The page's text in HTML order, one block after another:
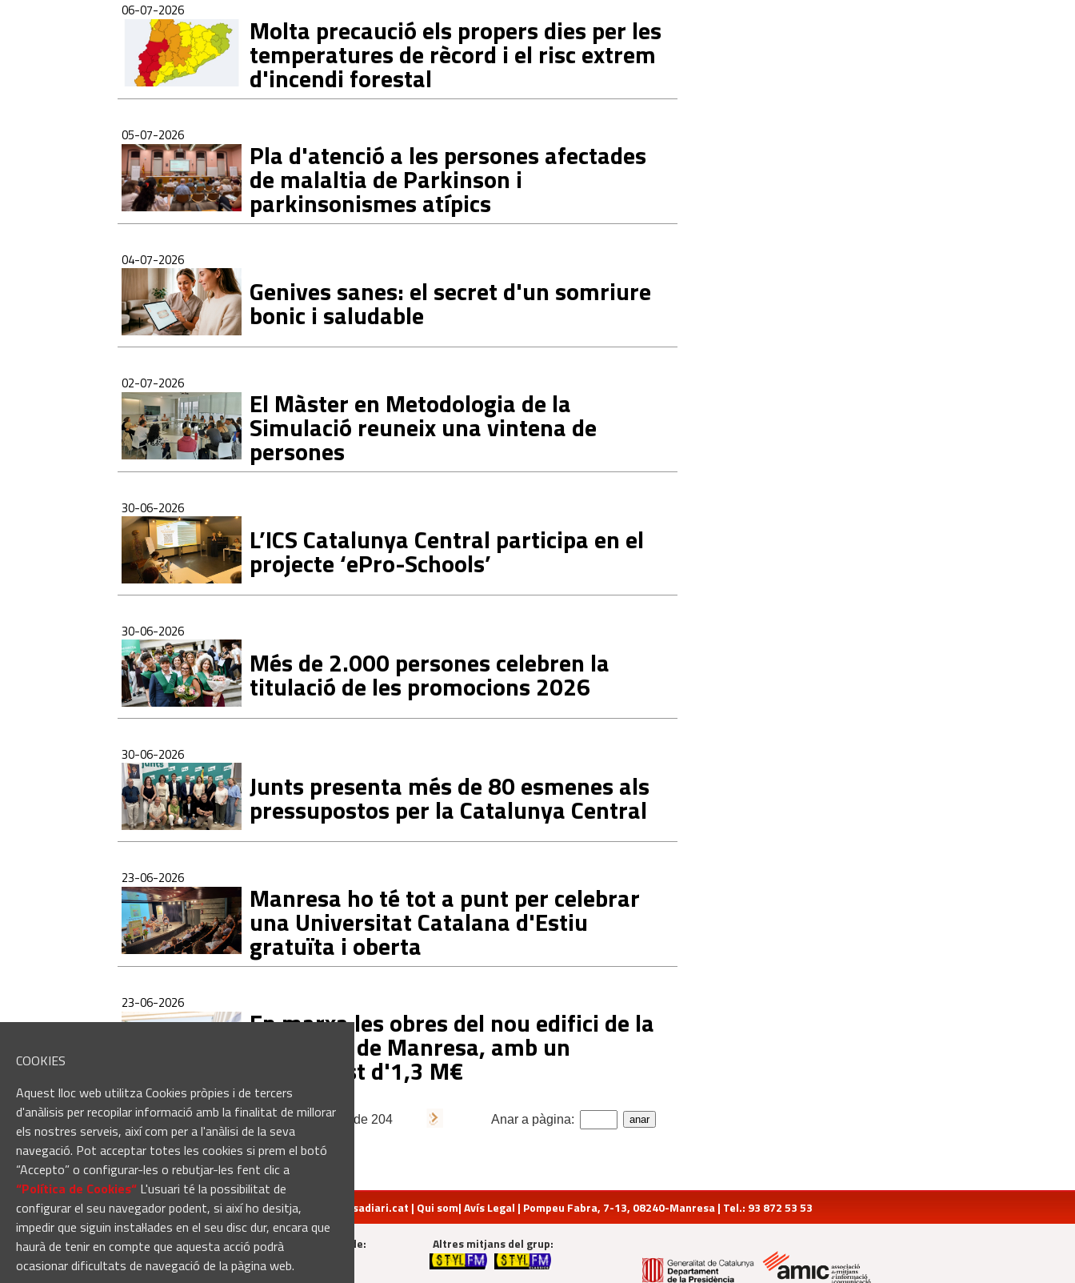
COOKIES
Aquest lloc web utilitza Cookies pròpies i de tercers
d'anàlisis per recopilar informació amb la finalitat de millorar
els nostres serveis, així com per a l'anàlisi de la seva
navegació. Pot acceptar totes les cookies si prem el botó
“Accepto” o configurar-les o rebutjar-les fent clic a
“Política de Cookies“ L'usuari té la possibilitat de
configurar el seu navegador podent, si així ho desitja,
impedir que siguin instal·lades en el seu disc dur, encara que
haurà de tenir en compte que aquesta acció podrà
ocasionar dificultats de navegació de la pàgina web.
06-07-2026
Molta precaució els propers dies per les
temperatures de rècord i el risc extrem
d'incendi forestal
05-07-2026
Pla d'atenció a les persones afectades
de malaltia de Parkinson i
parkinsonismes atípics
04-07-2026
Genives sanes: el secret d'un somriure
bonic i saludable
02-07-2026
El Màster en Metodologia de la
Simulació reuneix una vintena de
persones
30-06-2026
L’ICS Catalunya Central participa en el
projecte ‘ePro-Schools’
30-06-2026
Més de 2.000 persones celebren la
titulació de les promocions 2026
30-06-2026
Junts presenta més de 80 esmenes als
pressupostos per la Catalunya Central
23-06-2026
Manresa ho té tot a punt per celebrar
una Universitat Catalana d'Estiu
gratuïta i oberta
23-06-2026
En marxa les obres del nou edifici de la
Barnahus de Manresa, amb un
pressupost d'1,3 M€
4074 notícies Pàgina de 204 Anar a pàgina:
redaccio@manresadiari.cat | Qui som|Avís Legal | Pompeu Fabra, 7-13, 08240-Manresa | Tel.: 93 872 53 53
Manresadiari.cat és un producte de: Altres mitjans del grup: